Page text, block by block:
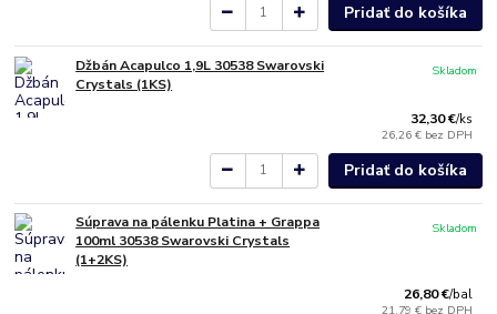
Pridať do košíka
Džbán Acapulco 1,9L 30538 Swarovski
Crystals (1KS)
32,30 €/ks
26,26 € bez DPH
Skladom
Pridať do košíka
Súprava na pálenku Platina + Grappa
100ml 30538 Swarovski Crystals
(1+2KS)
26,80 €/bal
21,79 € bez DPH
Skladom